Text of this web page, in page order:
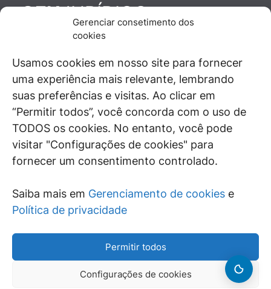
Gerenciar consetimento dos
cookies
Usamos cookies em nosso site para fornecer
uma experiência mais relevante, lembrando
suas preferências e visitas. Ao clicar em
“Permitir todos”, você concorda com o uso de
TODOS os cookies. No entanto, você pode
visitar "Configurações de cookies" para
fornecer um consentimento controlado.
Saiba mais em Gerenciamento de cookies e
Política de privacidade
Permitir todos
Configurações de cookies
GENJURÍDICO
De maneira independente, os autores e
juristas e doutrinadores nacionais, se posicionam
diante de questões relevantes do cotidiano e
universo jurídico.
SIGA